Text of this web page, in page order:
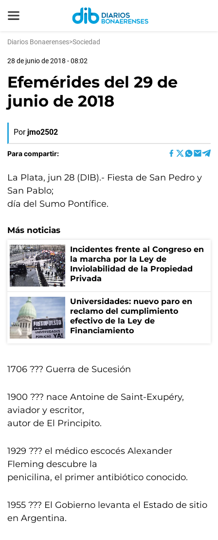
Diarios Bonaerenses>Sociedad
28 de junio de 2018 - 08:02
Efemérides del 29 de
junio de 2018
Por jmo2502
Para compartir:
La Plata, jun 28 (DIB).- Fiesta de San Pedro y
San Pablo;
día del Sumo Pontífice.
Más noticias
Incidentes frente al Congreso en
la marcha por la Ley de
Inviolabilidad de la Propiedad
Privada
Universidades: nuevo paro en
reclamo del cumplimiento
efectivo de la Ley de
Financiamiento
1706 ??? Guerra de Sucesión
1900 ??? nace Antoine de Saint-Exupéry,
aviador y escritor,
autor de El Principito.
1929 ??? el médico escocés Alexander
Fleming descubre la
penicilina, el primer antibiótico conocido.
1955 ??? El Gobierno levanta el Estado de sitio
en Argentina.